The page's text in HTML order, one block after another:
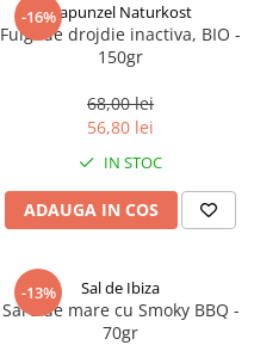
-16%Rapunzel Naturkost
Fulgi de drojdie inactiva, BIO -
150gr
68,00 lei
56,80 lei
IN STOC
ADAUGA IN COS
-13% Sal de Ibiza
Sare de mare cu Smoky BBQ -
70gr